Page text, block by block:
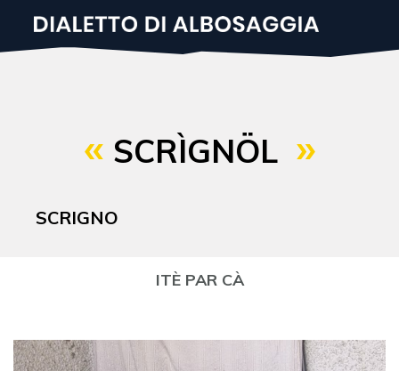
SCRÌGNÖL
SCRIGNO
ITÈ PAR CÀ